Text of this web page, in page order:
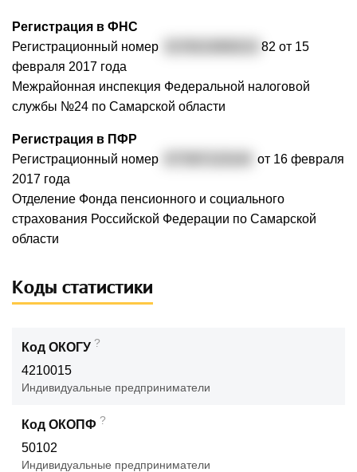
Регистрация в ФНС
Регистрационный номер
82 от 15
февраля 2017 года
Межрайонная инспекция Федеральной налоговой
службы №24 по Самарской области
Регистрация в ПФР
Регистрационный номер
от 16 февраля
2017 года
Отделение Фонда пенсионного и социального
страхования Российской Федерации по Самарской
области
Коды статистики
Код ОКОГУ ?
4210015
Индивидуальные предприниматели
Код ОКОПФ ?
50102
Индивидуальные предприниматели